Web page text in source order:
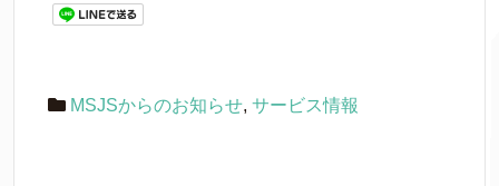
MSJSからのお知らせ, サービス情報